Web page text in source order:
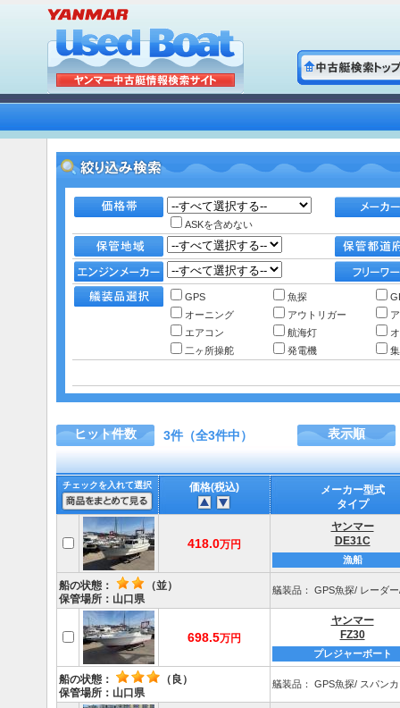
ASKを含めない
GPS 魚探
オーニング
アウトリガー
エアコン
航海灯
二ヶ所操舵
発電機
ヒット件数 3件（全3件中） 表示順
チェックを入れて選択 価格(税込)
メーカー型式
タイプ
418.0万円
ヤンマー
DE31C
漁船
船の状態：
（並）
保管場所：山口県
艤装品： GPS魚探/ レーダ
698.5万円
ヤンマー
FZ30
プレジャーボート
船の状態：
（良）
保管場所：山口県
艤装品： GPS魚探/ スパン